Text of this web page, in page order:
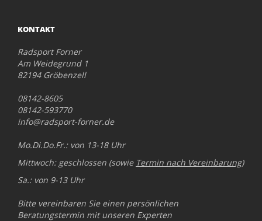
KONTAKT
Radsport Forner
Am Weidegrund 1
82194 Gröbenzell
08142-8605
08142-593770
info@radsport-forner.de
Mo.Di.Do.Fr.: von 13-18 Uhr
Mittwoch: geschlossen (sowie Termin nach Vereinbarung)
Sa.: von 9-13 Uhr
Bitte vereinbaren Sie einen persönlichen
Beratungstermin mit unseren Experten